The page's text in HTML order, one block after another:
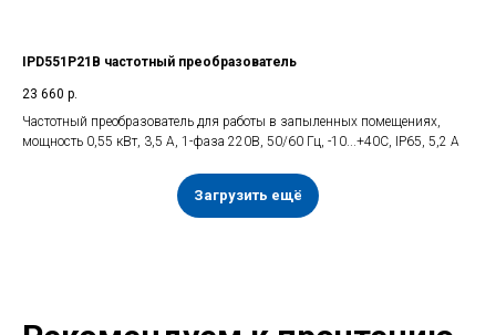
IPD551P21B частотный преобразователь
23 660 р.
Частотный преобразователь для работы в запыленных помещениях,
мощность 0,55 кВт, 3,5 А, 1-фаза 220В, 50/60 Гц, -10...+40С, IP65, 5,2 А
Загрузить ещё